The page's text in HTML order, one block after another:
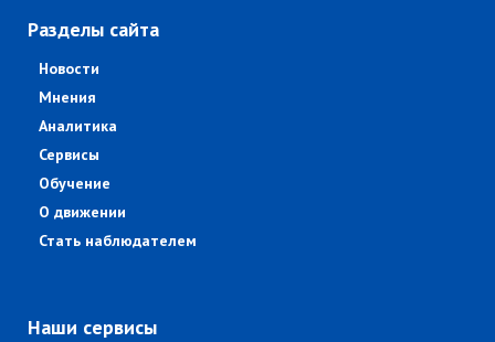
Разделы сайта
Новости
Мнения
Аналитика
Сервисы
Обучение
О движении
Стать наблюдателем
Наши сервисы